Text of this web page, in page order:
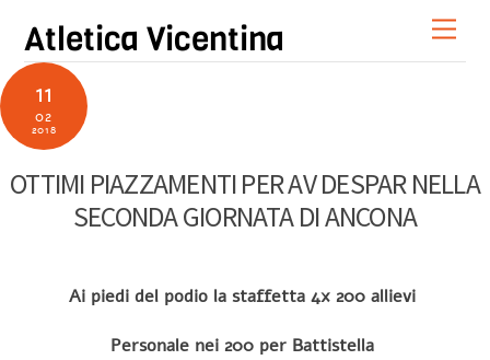
content
Atletica Vicentina
11
02
2018
OTTIMI PIAZZAMENTI PER AV DESPAR NELLA
SECONDA GIORNATA DI ANCONA
Ai piedi del podio la staffetta 4x 200 allievi
Personale nei 200 per Battistella